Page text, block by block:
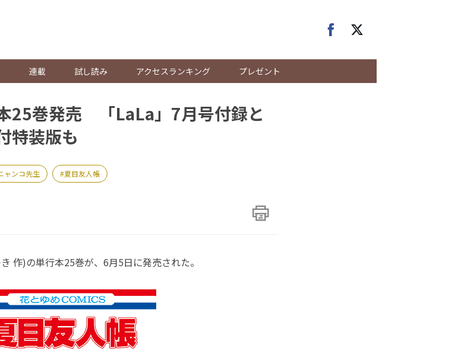
連載 試し読み アクセスランキング プレゼント
25巻発売 「LaLa」7月号付録と
特装版も
ャンコ先生 夏目友人帳
作)の単行本25巻が、6月5日に発売された。